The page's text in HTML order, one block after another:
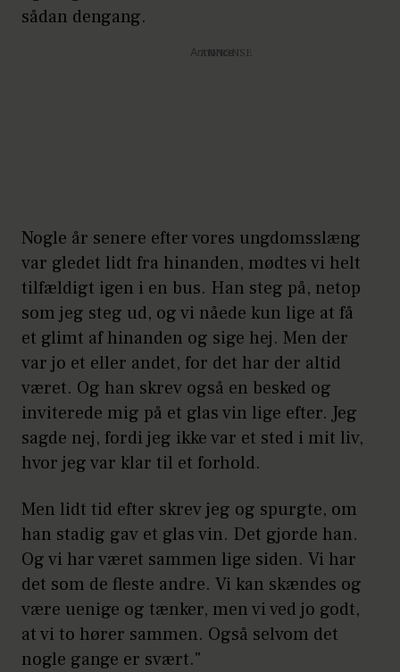
sådan dengang.
Annonce
Nogle år senere efter vores ungdomsslæng
var gledet lidt fra hinanden, mødtes vi helt
tilfældigt igen i en bus. Han steg på, netop
som jeg steg ud, og vi nåede kun lige at få
et glimt af hinanden og sige hej. Men der
var jo et eller andet, for det har der altid
været. Og han skrev også en besked og
inviterede mig på et glas vin lige efter. Jeg
sagde nej, fordi jeg ikke var et sted i mit liv,
hvor jeg var klar til et forhold.
Men lidt tid efter skrev jeg og spurgte, om
han stadig gav et glas vin. Det gjorde han.
Og vi har været sammen lige siden. Vi har
det som de fleste andre. Vi kan skændes og
være uenige og tænker, men vi ved jo godt,
at vi to hører sammen. Også selvom det
nogle gange er svært."